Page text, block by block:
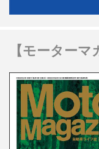
【モーター